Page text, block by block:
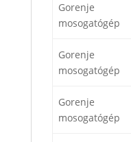
Gorenje
mosogatógép
Gorenje
mosogatógép
Gorenje
mosogatógép